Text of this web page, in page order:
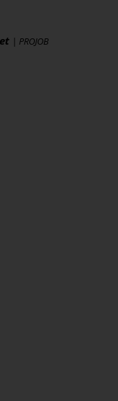
| PROJOB